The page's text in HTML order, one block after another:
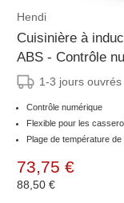
Hendi
Cuisinière à
ABS - Contrôle
1-3 jours ouvrés
Contrôle numérique
Flexible pour les
Plage de température de
73,75 €
88,50 €